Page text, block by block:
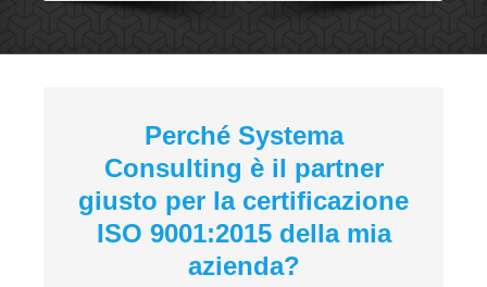
Perché Systema
Consulting è il partner
giusto per la certificazione
ISO 9001:2015 della mia
azienda?